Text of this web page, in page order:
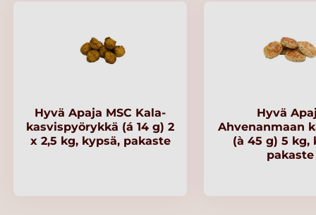
Hyvä Apaja MSC Kala-
kasvispyörykkä (á 14 g) 2
x 2,5 kg, kypsä, pakaste
Hyvä
Ahvenanmaan
(à 45 g) 5 kg,
pakaste